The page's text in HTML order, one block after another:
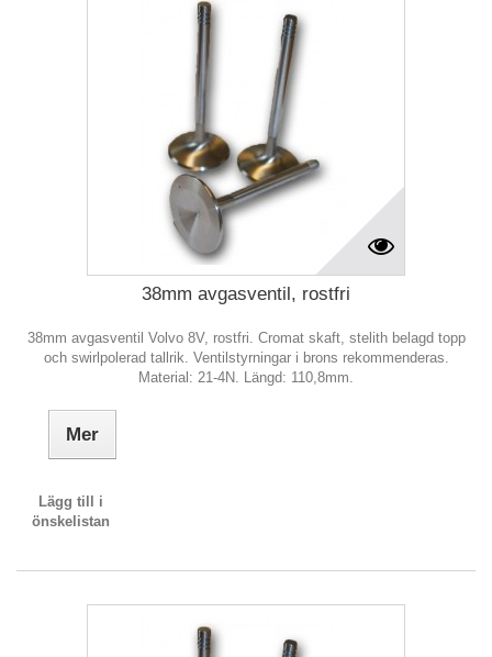
38mm avgasventil, rostfri
38mm avgasventil Volvo 8V, rostfri. Cromat skaft, stelith belagd topp
och swirlpolerad tallrik. Ventilstyrningar i brons rekommenderas.
Material: 21-4N. Längd: 110,8mm.
Mer
Lägg till i
önskelistan